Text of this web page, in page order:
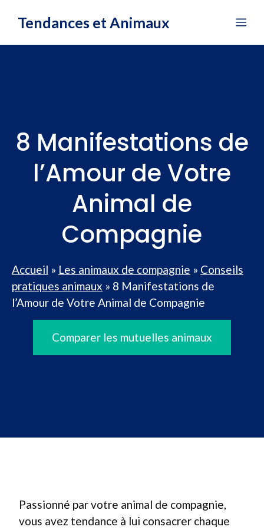
Tendances et Animaux
8 Manifestations de
l’Amour de Votre
Animal de
Compagnie
Accueil » Les animaux de compagnie » Conseils
pratiques animaux » 8 Manifestations de
l’Amour de Votre Animal de Compagnie
Comparer les mutuelles animaux
Passionné par votre animal de compagnie,
vous avez tendance à lui consacrer chaque